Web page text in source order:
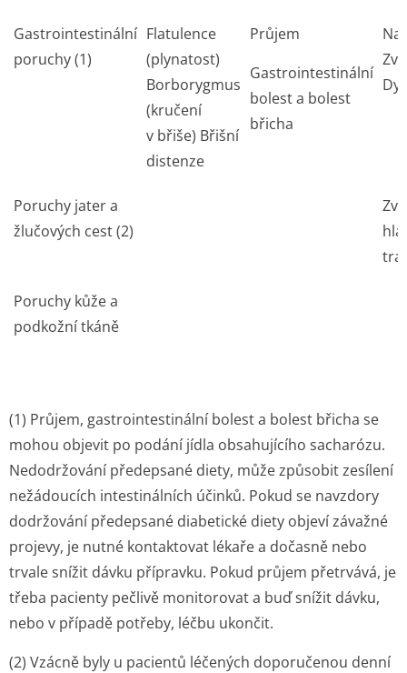
Gastrointestinální
poruchy (1)
Flatulence
(plynatost)
Borborygmus
(kručení
v břiše) Břišní
distenze
Průjem
Gastrointestinální
bolest a bolest
břicha
Poruchy jater a
žlučových cest (2)
Poruchy kůže a
podkožní tkáně
(1) Průjem, gastrointestinální bolest a bolest břicha se
mohou objevit po podání jídla obsahujícího sacharózu.
Nedodržování předepsané diety, může způsobit zesílení
nežádoucích intestinálních účinků. Pokud se navzdory
dodržování předepsané diabetické diety objeví závažné
projevy, je nutné kontaktovat lékaře a dočasně nebo
trvale snížit dávku přípravku. Pokud průjem přetrvává, je
třeba pacienty pečlivě monitorovat a buď snížit dávku,
nebo v případě potřeby, léčbu ukončit.
(2) Vzácně byly u pacientů léčených doporučenou denní